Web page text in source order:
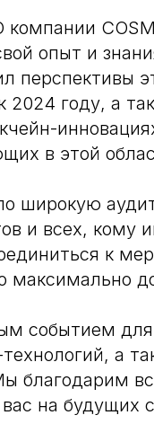
компании
опыт и
перспективы
2024 году, а
в этой
широкую
и всех, кому
к
максимально
событием
а
благодарим
на будущих